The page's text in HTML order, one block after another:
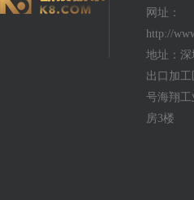
网址：
http://
地址：
出口加
号海翔工
房3楼